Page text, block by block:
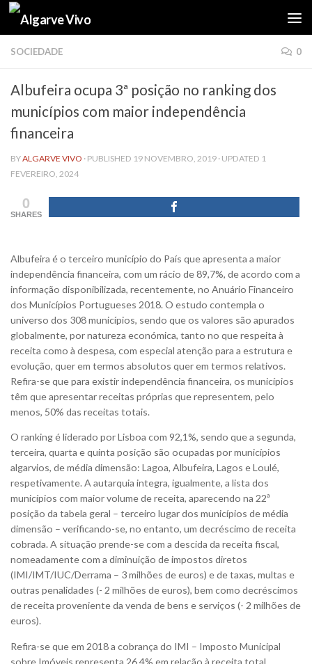
Skip to content
SOCIEDADE 0
Albufeira ocupa 3ª posição no ranking dos
municípios com maior independência
financeira
BYALGARVE VIVO · PUBLISHED 19 NOVEMBRO, 2019 · UPDATED 1
FEVEREIRO, 2024
0
SHARES
Albufeira é o terceiro município do País que apresenta a maior
independência financeira, com um rácio de 89,7%, de acordo com a
informação disponibilizada, recentemente, no Anuário Financeiro
dos Municípios Portugueses 2018. O estudo contempla o
universo dos 308 municípios, sendo que os valores são apurados
globalmente, por natureza económica, tanto no que respeita à
receita como à despesa, com especial atenção para a estrutura e
evolução, quer em termos absolutos quer em termos relativos.
Refira-se que para existir independência financeira, os municípios
têm que apresentar receitas próprias que representem, pelo
menos, 50% das receitas totais.
O ranking é liderado por Lisboa com 92,1%, sendo que a segunda,
terceira, quarta e quinta posição são ocupadas por municípios
algarvios, de média dimensão: Lagoa, Albufeira, Lagos e Loulé,
respetivamente. A autarquia integra, igualmente, a lista dos
municípios com maior volume de receita, aparecendo na 22ª
posição da tabela geral – terceiro lugar dos municípios de média
dimensão – verificando-se, no entanto, um decréscimo de receita
cobrada. A situação prende-se com a descida da receita fiscal,
nomeadamente com a diminuição de impostos diretos
(IMI/IMT/IUC/Derrama – 3 milhões de euros) e de taxas, multas e
outras penalidades (- 2 milhões de euros), bem como decréscimos
de receita proveniente da venda de bens e serviços (- 2 milhões de
euros).
Refira-se que em 2018 a cobrança do IMI – Imposto Municipal
sobre Imóveis representa 26,4% em relação à receita total